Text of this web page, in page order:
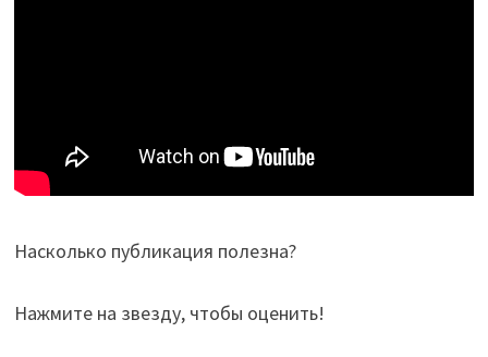
Насколько публикация полезна?
Нажмите на звезду, чтобы оценить!